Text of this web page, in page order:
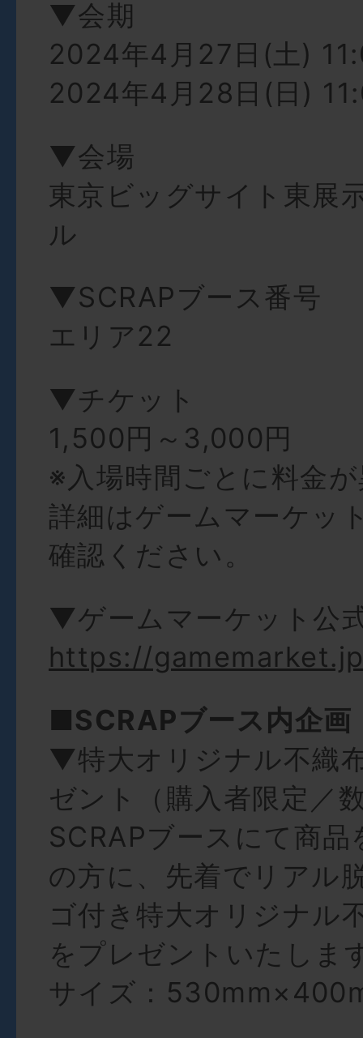
▼会期
2024年4月27日(土)
2024年4月28日(日)
▼会場
東京ビッグサイト東展
ル
▼SCRAPブース番号
エリア22
▼チケット
1,500円～3,000円
※入場時間ごとに料金
詳細はゲームマーケッ
確認ください。
▼ゲームマーケット公
https://
■SCRAPブース内企画
▼特大オリジナル不織
ゼント（購入者限定／
SCRAPブースにて商
の方に、先着でリアル
ゴ付き特大オリジナル
をプレゼントいたしま
サイズ：